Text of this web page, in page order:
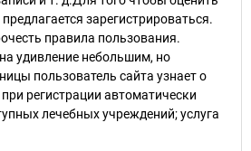
зарегистрироваться.
правила пользования.
удивление небольшим, но
пользователь сайта узнает о
регистрации автоматически
лечебных учреждений; услуга